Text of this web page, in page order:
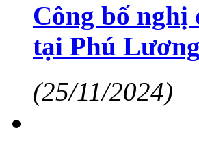
Công bố nghị
tại Phú Lương
(25/11/2024)